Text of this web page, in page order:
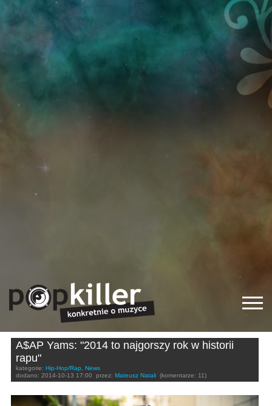
A$AP Yams: "2014 to najgorszy rok w historii
rapu"
kategorie: Hip-Hop/Rap, News
dodano: 2014-10-13 17:00 przez: Mateusz Natali (komentarze: 11)